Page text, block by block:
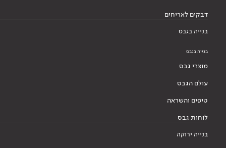
דבקים לאריחים
בנייה בגבס
בנייה בגבס
מוצרי גבס
עולם הגבס
טיפים והשראה
לוחות גבס
בנייה ירוקה